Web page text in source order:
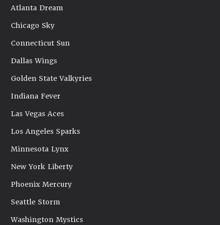
Atlanta Dream
Chicago Sky
Connecticut Sun
Dallas Wings
Golden State Valkyries
Indiana Fever
Las Vegas Aces
Los Angeles Sparks
Minnesota Lynx
New York Liberty
Phoenix Mercury
Seattle Storm
Washington Mystics